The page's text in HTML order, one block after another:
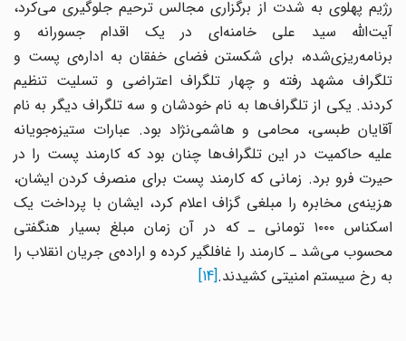
رژیم پهلوی به شدت از برگزاری مجالس ترحیم جلوگیری می‌کرد،
آیت‌الله سید علی خامنه‌ای در یک اقدام جسورانه و
برنامه‌ریزی‌شده، برای شکستن فضای خفقان به اداره‌ی پست و
تلگراف مشهد رفته و چهار تلگراف اعتراضی و تسلیت تنظیم
کردند. یکی از تلگراف‌ها به نام خودشان و سه تلگراف دیگر به نام
آقایان طبسی، محامی و هاشمی‌نژاد بود. عبارات ستیزه‌جویانه
علیه حاکمیت در این تلگراف‌ها چنان بود که کارمند پست را در
حیرت فرو برد. زمانی که کارمند پست برای منصرف کردن ایشان،
هزینه‌ی مخابره را مبلغی گزاف اعلام کرد، ایشان با پرداخت یک
اسکناس ۱۰۰۰ تومانی ـ که در آن زمان مبلغ بسیار هنگفتی
محسوب می‌شد ـ کارمند را غافلگیر کرده و اراده‌ی جریان انقلاب را
به رخ سیستم امنیتی کشیدند.[14]